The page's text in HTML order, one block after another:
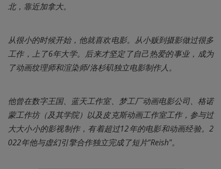
北，靠近加拿大。
从很小的时候开始，他就喜欢电影。从小贩到摄影做过很多
工作，上了6年大学。后来才坚定了自己热爱的事业，成为
了动画纹理师和渲染师/洛杉矶独立电影制作人。
他曾在数字王国、蓝天工作室、梦工厂动画电影公司、格诺
蒙工作坊（及其学院）以及皮克斯动画工作室工作，参与过
大大小小的影视制作，有着超过12年的电影和动画经验。2
022年他与虚幻引擎合作独立完成了短片"Reish"。